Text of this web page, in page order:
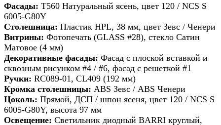
Фасады: Т560 Натуральный ясень, цвет 120 / NCS S
6005-G80Y
Столешница: Пластик HPL, 38 мм, цвет Зевс / Ченери
Витрины: Фотопечать (GLASS #28), стекло Сатин
Матовое (4 мм)
Декоративные фасады: Фасад с плоской вставкой и
сквозным рисунком #4 / #6, фасад с решеткой #1
Ручки: RC089-01, CL409 (192 мм)
Кромка столешницы: ABS Зевс / ABS Ченери
Цоколь: Прямой, ДСП / шпон ясеня, цвет 120 / NCS S
6005-G80Y, высота 97 мм
Освещение: Светильник диодный BARRI круглый,